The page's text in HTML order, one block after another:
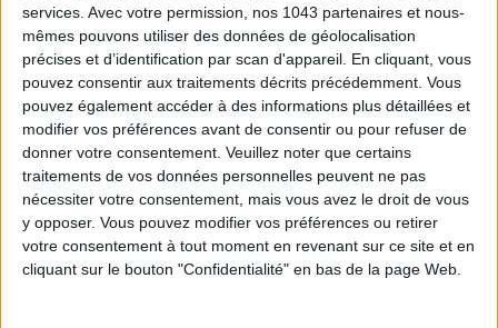
services. Avec votre permission, nos 1043 partenaires et nous-
mêmes pouvons utiliser des données de géolocalisation
précises et d’identification par scan d'appareil. En cliquant, vous
pouvez consentir aux traitements décrits précédemment. Vous
pouvez également accéder à des informations plus détaillées et
modifier vos préférences avant de consentir ou pour refuser de
donner votre consentement. Veuillez noter que certains
traitements de vos données personnelles peuvent ne pas
nécessiter votre consentement, mais vous avez le droit de vous
y opposer. Vous pouvez modifier vos préférences ou retirer
votre consentement à tout moment en revenant sur ce site et en
cliquant sur le bouton "Confidentialité" en bas de la page Web.
CONNAISSEZ-VOUS LE AIRBNB DE LA PISCINE AUTOUR DE PARIS ?